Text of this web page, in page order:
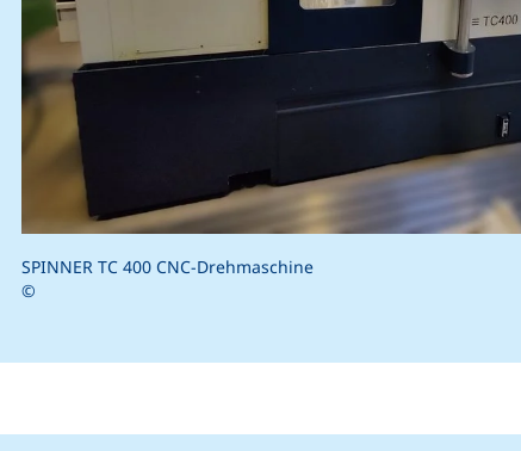
SPINNER TC 400 CNC-Drehmaschine
©